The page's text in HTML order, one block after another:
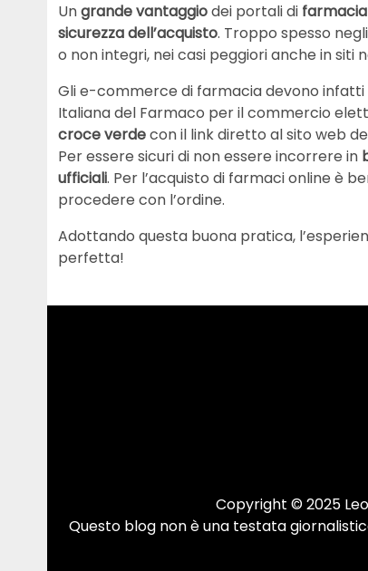
Ungrandevantaggiodei portali di farmacia
sicurezza dell’acquisto. Troppo spesso
o non integri, nei casi peggiori anche in siti
Gli e-commerce di farmacia devono infatti
Italiana del Farmaco per il commercio
croce verdecon il link diretto al sito web
Per essere sicuri di non essere incorrere in
ufficiali. Per l’acquisto di farmaci online è
procedere con l’ordine.
Adottando questa buona pratica,
perfetta!
Copyright © 2025
Questo blog non è una testata